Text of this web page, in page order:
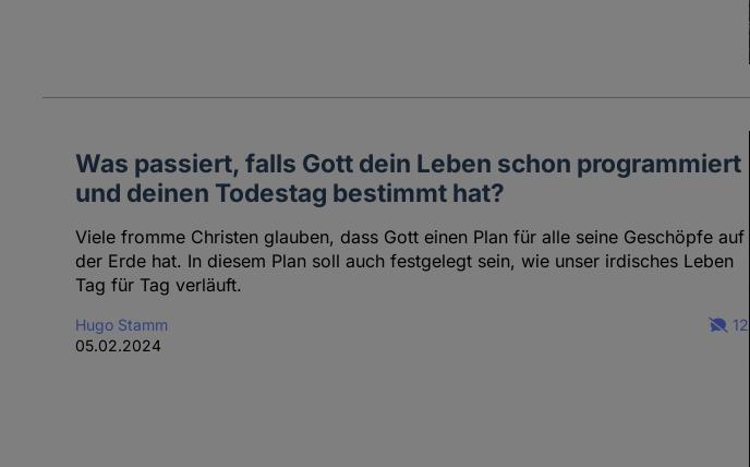
Was passiert, falls Gott dein Leben schon programmiert
und deinen Todestag bestimmt hat?
Viele fromme Christen glauben, dass Gott einen Plan für alle seine Geschöpfe auf
der Erde hat. In diesem Plan soll auch festgelegt sein, wie unser irdisches Leben
Tag für Tag verläuft.
Hugo Stamm
05.02.2024
12